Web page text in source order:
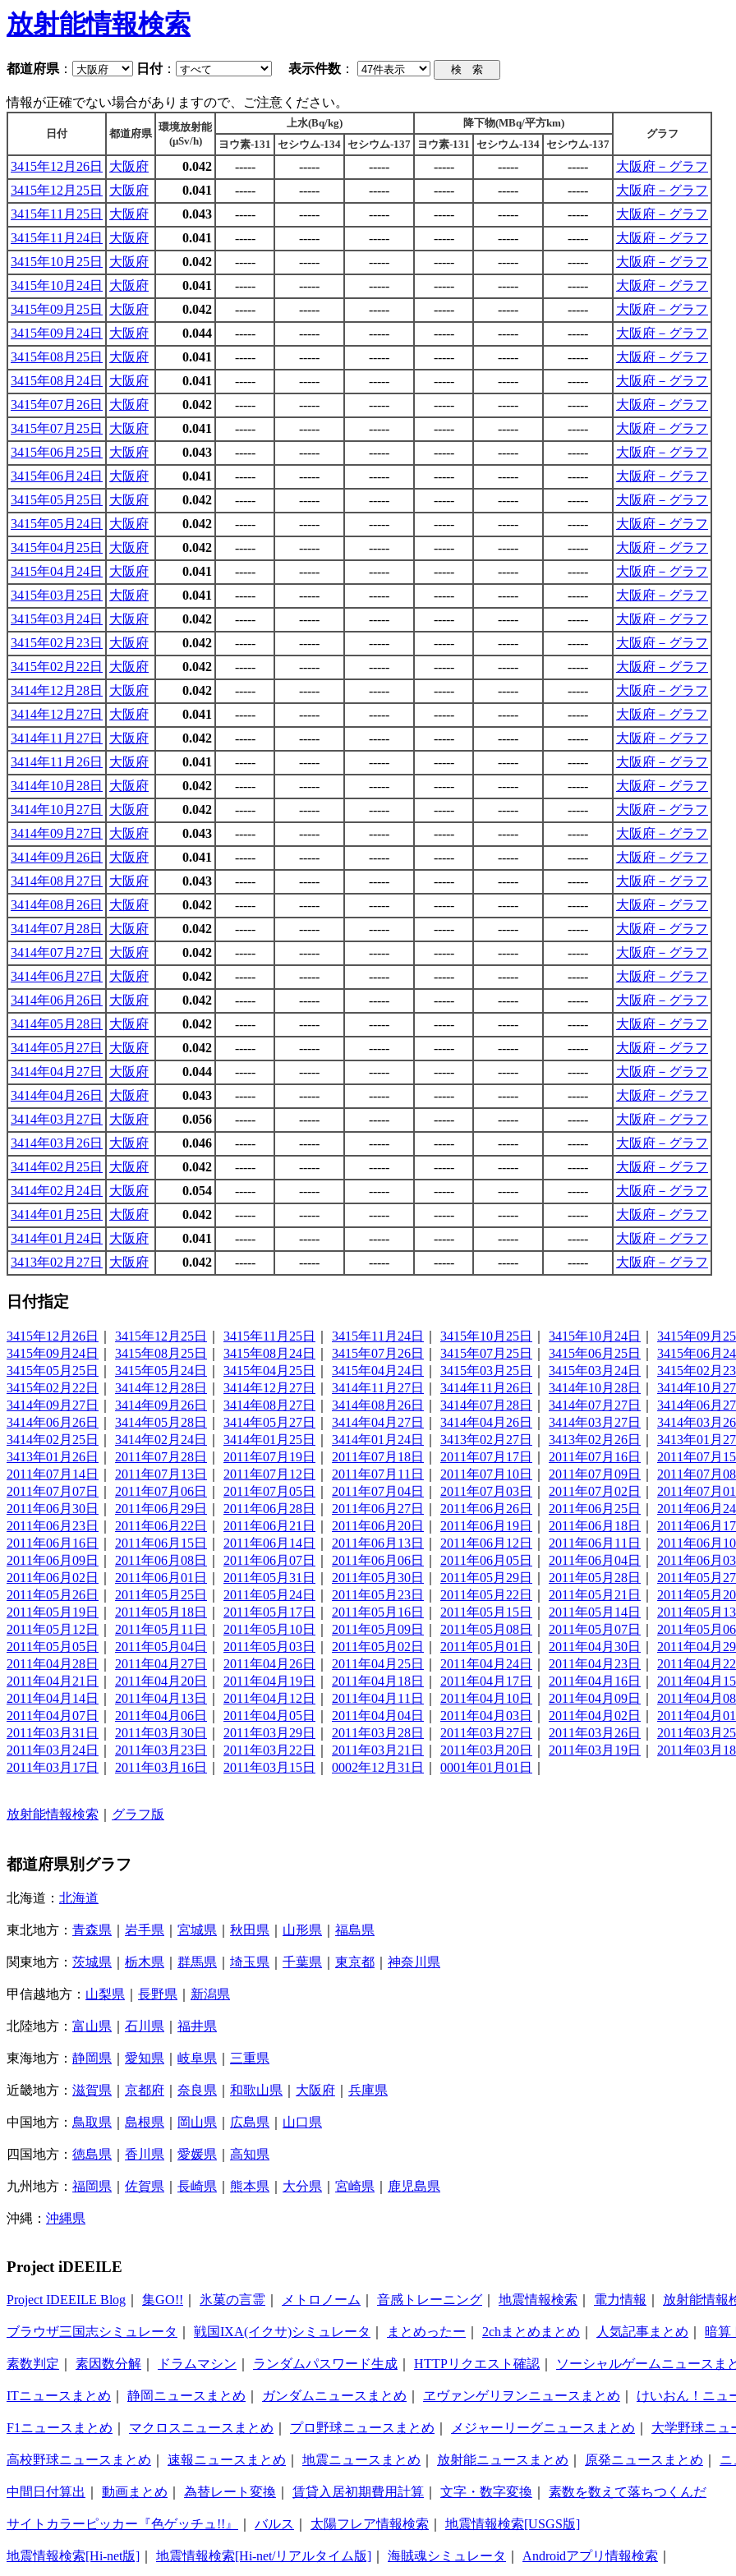
放射能情報検索
都道府県： 日付： 表示件数 ：
情報が正確でない場合がありますので、ご注意ください。
日付 都道府県
環境放射能
(μSv/h)
上水(Bq/kg)
降下物(MBq/平方km)
グラフ
ヨウ素-131 セシウム-134 セシウム-137 ヨウ素-131 セシウム-134 セシウム-137
3415年12月26日 大阪府 0.042 ----- ----- ----- ----- ----- -----
大阪府－グラフ
3415年12月25日
大阪府 0.041 ----- ----- ----- ----- ----- -----
大阪府－グラフ
3415年11月25日
大阪府 0.043 ----- ----- ----- ----- ----- -----
大阪府－グラフ
3415年11月24日
大阪府 0.041 ----- ----- ----- ----- ----- -----
大阪府－グラフ
3415年10月25日
大阪府 0.042 ----- ----- ----- ----- ----- -----
大阪府－グラフ
3415年10月24日
大阪府 0.041 ----- ----- ----- ----- ----- -----
大阪府－グラフ
3415年09月25日
大阪府 0.042 ----- ----- ----- ----- ----- -----
大阪府－グラフ
3415年09月24日
大阪府 0.044 ----- ----- ----- ----- ----- -----
大阪府－グラフ
3415年08月25日
大阪府 0.041 ----- ----- ----- ----- ----- -----
大阪府－グラフ
3415年08月24日
大阪府 0.041 ----- ----- ----- ----- ----- -----
大阪府－グラフ
3415年07月26日
大阪府 0.042 ----- ----- ----- ----- ----- -----
大阪府－グラフ
3415年07月25日
大阪府 0.041 ----- ----- ----- ----- ----- -----
大阪府－グラフ
3415年06月25日
大阪府 0.043 ----- ----- ----- ----- ----- -----
大阪府－グラフ
3415年06月24日
大阪府 0.041 ----- ----- ----- ----- ----- -----
大阪府－グラフ
3415年05月25日
大阪府 0.042 ----- ----- ----- ----- ----- -----
大阪府－グラフ
3415年05月24日
大阪府 0.042 ----- ----- ----- ----- ----- -----
大阪府－グラフ
3415年04月25日
大阪府 0.042 ----- ----- ----- ----- ----- -----
大阪府－グラフ
3415年04月24日
大阪府 0.041 ----- ----- ----- ----- ----- -----
大阪府－グラフ
3415年03月25日
大阪府 0.041 ----- ----- ----- ----- ----- -----
大阪府－グラフ
3415年03月24日
大阪府 0.042 ----- ----- ----- ----- ----- -----
大阪府－グラフ
3415年02月23日
大阪府 0.042 ----- ----- ----- ----- ----- -----
大阪府－グラフ
3415年02月22日
大阪府 0.042 ----- ----- ----- ----- ----- -----
大阪府－グラフ
3414年12月28日
大阪府 0.042 ----- ----- ----- ----- ----- -----
大阪府－グラフ
3414年12月27日
大阪府 0.041 ----- ----- ----- ----- ----- -----
大阪府－グラフ
3414年11月27日
大阪府 0.042 ----- ----- ----- ----- ----- -----
大阪府－グラフ
3414年11月26日
大阪府 0.041 ----- ----- ----- ----- ----- -----
大阪府－グラフ
3414年10月28日
大阪府 0.042 ----- ----- ----- ----- ----- -----
大阪府－グラフ
3414年10月27日
大阪府 0.042 ----- ----- ----- ----- ----- -----
大阪府－グラフ
3414年09月27日
大阪府 0.043 ----- ----- ----- ----- ----- -----
大阪府－グラフ
3414年09月26日
大阪府 0.041 ----- ----- ----- ----- ----- -----
大阪府－グラフ
3414年08月27日
大阪府 0.043 ----- ----- ----- ----- ----- -----
大阪府－グラフ
3414年08月26日
大阪府 0.042 ----- ----- ----- ----- ----- -----
大阪府－グラフ
3414年07月28日
大阪府 0.042 ----- ----- ----- ----- ----- -----
大阪府－グラフ
3414年07月27日
大阪府 0.042 ----- ----- ----- ----- ----- -----
大阪府－グラフ
3414年06月27日
大阪府 0.042 ----- ----- ----- ----- ----- -----
大阪府－グラフ
3414年06月26日
大阪府 0.042 ----- ----- ----- ----- ----- -----
大阪府－グラフ
3414年05月28日
大阪府 0.042 ----- ----- ----- ----- ----- -----
大阪府－グラフ
3414年05月27日
大阪府 0.042 ----- ----- ----- ----- ----- -----
大阪府－グラフ
3414年04月27日
大阪府 0.044 ----- ----- ----- ----- ----- -----
大阪府－グラフ
3414年04月26日
大阪府 0.043 ----- ----- ----- ----- ----- -----
大阪府－グラフ
3414年03月27日
大阪府 0.056 ----- ----- ----- ----- ----- -----
大阪府－グラフ
3414年03月26日
大阪府 0.046 ----- ----- ----- ----- ----- -----
大阪府－グラフ
3414年02月25日
大阪府 0.042 ----- ----- ----- ----- ----- -----
大阪府－グラフ
3414年02月24日
大阪府 0.054 ----- ----- ----- ----- ----- -----
大阪府－グラフ
3414年01月25日
大阪府 0.042 ----- ----- ----- ----- ----- -----
大阪府－グラフ
3414年01月24日
大阪府 0.041 ----- ----- ----- ----- ----- -----
大阪府－グラフ
3413年02月27日
大阪府 0.042 ----- ----- ----- ----- ----- ----- 大阪府－グラフ
日付指定
3415年12月26日 3415年12月25日 3415年11月25日 3415年11月24日 3415年10月25日 3415年10月24日
3415年09月
3415年09月24日
3415年08月25日 3415年08月24日 3415年07月26日 3415年07月25日 3415年06月25日
3415年06月
3415年05月25日
3415年05月24日 3415年04月25日 3415年04月24日 3415年03月25日 3415年03月24日
3415年02月
3415年02月22日
3414年12月28日 3414年12月27日 3414年11月27日 3414年11月26日 3414年10月28日
3414年10月
3414年09月27日
3414年09月26日 3414年08月27日 3414年08月26日 3414年07月28日 3414年07月27日
3414年06月
3414年06月26日
3414年05月28日 3414年05月27日 3414年04月27日 3414年04月26日 3414年03月27日
3414年03月
3414年02月25日
3414年02月24日 3414年01月25日 3414年01月24日 3413年02月27日 3413年02月26日
3413年01月
3413年01月26日
2011年07月28日 2011年07月19日 2011年07月18日 2011年07月17日 2011年07月16日
2011年07月
2011年07月14日
2011年07月13日 2011年07月12日 2011年07月11日 2011年07月10日 2011年07月09日
2011年07月
2011年07月07日
2011年07月06日 2011年07月05日 2011年07月04日 2011年07月03日 2011年07月02日
2011年07月
2011年06月30日
2011年06月29日 2011年06月28日 2011年06月27日 2011年06月26日 2011年06月25日
2011年06月
2011年06月23日
2011年06月22日 2011年06月21日 2011年06月20日 2011年06月19日 2011年06月18日
2011年06月
2011年06月16日
2011年06月15日 2011年06月14日 2011年06月13日 2011年06月12日 2011年06月11日
2011年06月
2011年06月09日
2011年06月08日 2011年06月07日 2011年06月06日 2011年06月05日 2011年06月04日
2011年06月
2011年06月02日
2011年06月01日 2011年05月31日 2011年05月30日 2011年05月29日 2011年05月28日
2011年05月
2011年05月26日
2011年05月25日 2011年05月24日 2011年05月23日 2011年05月22日 2011年05月21日
2011年05月
2011年05月19日
2011年05月18日 2011年05月17日 2011年05月16日 2011年05月15日 2011年05月14日
2011年05月
2011年05月12日
2011年05月11日 2011年05月10日 2011年05月09日 2011年05月08日 2011年05月07日
2011年05月
2011年05月05日
2011年05月04日 2011年05月03日 2011年05月02日 2011年05月01日 2011年04月30日
2011年04月
2011年04月28日
2011年04月27日 2011年04月26日 2011年04月25日 2011年04月24日 2011年04月23日
2011年04月
2011年04月21日
2011年04月20日 2011年04月19日 2011年04月18日 2011年04月17日 2011年04月16日
2011年04月
2011年04月14日
2011年04月13日 2011年04月12日 2011年04月11日 2011年04月10日 2011年04月09日
2011年04月
2011年04月07日
2011年04月06日 2011年04月05日 2011年04月04日 2011年04月03日 2011年04月02日
2011年04月
2011年03月31日
2011年03月30日 2011年03月29日 2011年03月28日 2011年03月27日 2011年03月26日
2011年03月
2011年03月24日
2011年03月23日 2011年03月22日 2011年03月21日 2011年03月20日 2011年03月19日
2011年03月
2011年03月17日
2011年03月16日 2011年03月15日 0002年12月31日 0001年01月01日
放射能情報検索 グラフ版
都道府県別グラフ
北海道： 北海道
東北地方： 青森県 岩手県 宮城県 秋田県 山形県 福島県
関東地方： 茨城県 栃木県 群馬県 埼玉県 千葉県 東京都 神奈川県
甲信越地方： 山梨県 長野県 新潟県
北陸地方： 富山県 石川県 福井県
東海地方： 静岡県 愛知県 岐阜県 三重県
近畿地方： 滋賀県 京都府 奈良県 和歌山県 大阪府 兵庫県
中国地方： 鳥取県 島根県 岡山県 広島県 山口県
四国地方： 徳島県 香川県 愛媛県 高知県
九州地方： 福岡県 佐賀県 長崎県 熊本県 大分県 宮崎県 鹿児島県
沖縄： 沖縄県
Project iDEEILE
Project IDEEILE Blog 集GO!! 氷菓の言霊 メトロノーム 音感トレーニング 地震情報検索 電力情報 放射能情報
ブラウザ三国志シミュレータ 戦国IXA(イクサ)シミュレータ まとめったー 2chまとめまとめ 人気記事まとめ 暗算
素数判定 素因数分解 ドラムマシン ランダムパスワード生成 HTTPリクエスト確認 ソーシャルゲームニュースま
ITニュースまとめ 静岡ニュースまとめ ガンダムニュースまとめ ヱヴァンゲリヲンニュースまとめ けいおん！ニュ
F1ニュースまとめ マクロスニュースまとめ プロ野球ニュースまとめ メジャーリーグニュースまとめ 大学野球ニュ
高校野球ニュースまとめ 速報ニュースまとめ 地震ニュースまとめ 放射能ニュースまとめ 原発ニュースまとめ ニ
中間日付算出 動画まとめ 為替レート変換 賃貸入居初期費用計算 文字・数字変換 素数を数えて落ちつくんだ
サイトカラーピッカー『色ゲッチュ!!』 バルス 太陽フレア情報検索 地震情報検索[USGS版]
地震情報検索[Hi-net版] 地震情報検索[Hi-net/リアルタイム版] 海賊魂シミュレータ Androidアプリ情報検索